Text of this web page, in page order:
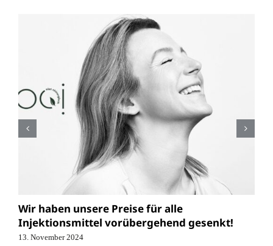
Wir haben unsere Preise für alle
Injektionsmittel vorübergehend gesenkt!
13. November 2024